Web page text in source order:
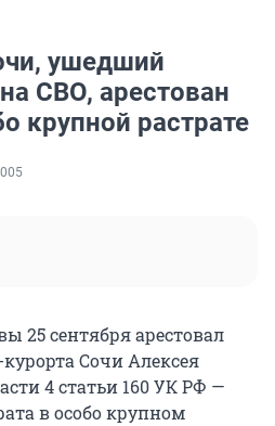
ушедший
СВО, арестован
крупной растрате
25 сентября арестовал
Сочи Алексея
4 статьи 160 УК РФ —
в особо крупном